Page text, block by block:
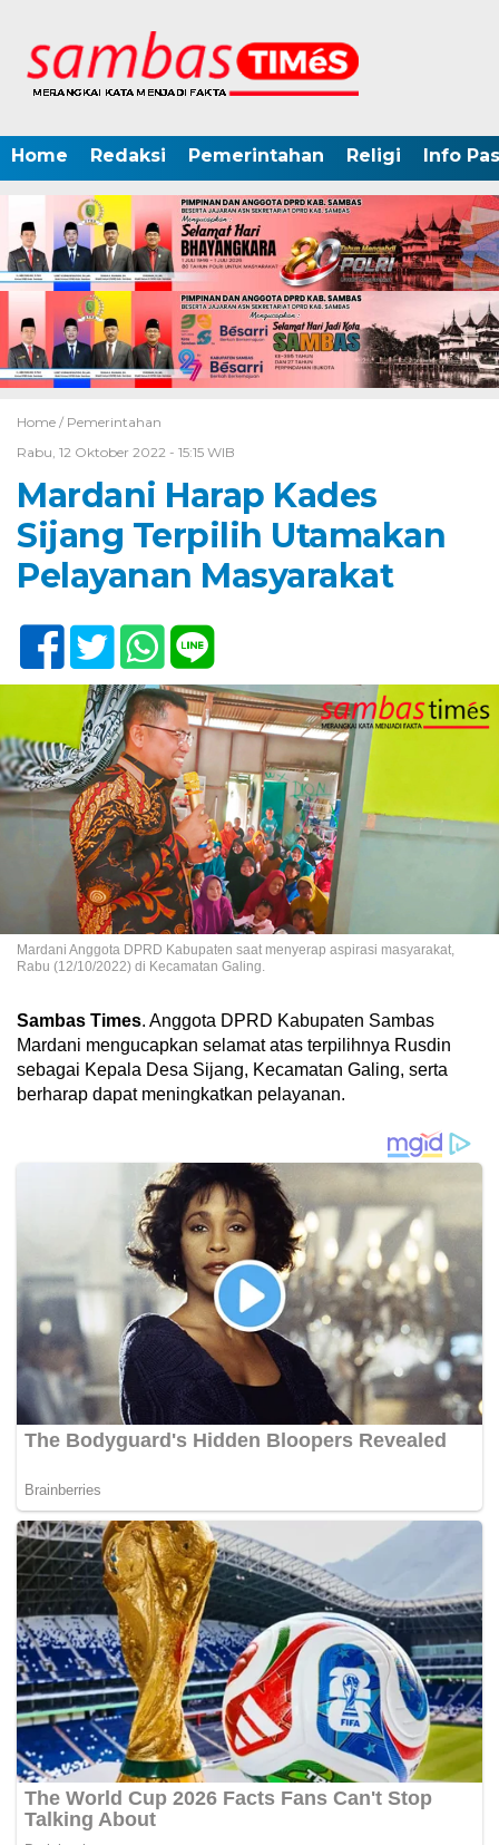
Home Redaksi Pemerintahan Religi Info
Home / Pemerintahan
Rabu, 12 Oktober 2022 - 15:15 WIB
Mardani Harap Kades
Sijang Terpilih Utamakan
Pelayanan Masyarakat
Mardani Anggota DPRD Kabupaten saat menyerap aspirasi masyarakat,
Rabu (12/10/2022) di Kecamatan Galing.
Sambas Times. Anggota DPRD Kabupaten Sambas
Mardani mengucapkan selamat atas terpilihnya Rusdin
sebagai Kepala Desa Sijang, Kecamatan Galing, serta
berharap dapat meningkatkan pelayanan.